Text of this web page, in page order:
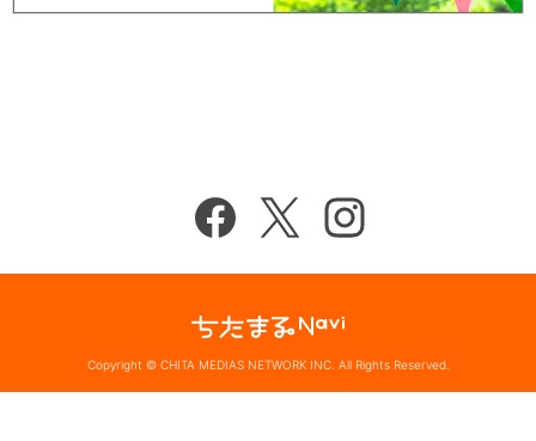
Copyright © CHITA MEDIAS NETWORK INC. All Rights Reserved.